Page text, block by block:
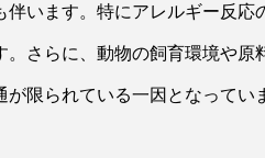
います。特にアレルギー反応
さらに、動物の飼育環境や原
限られている一因となってい